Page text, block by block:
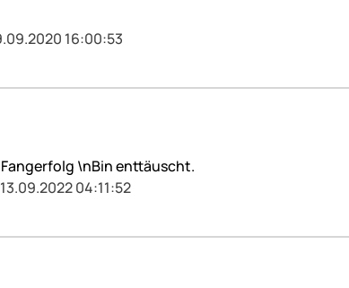
16:00:53
Fangerfolg \nBin enttäuscht.
04:11:52